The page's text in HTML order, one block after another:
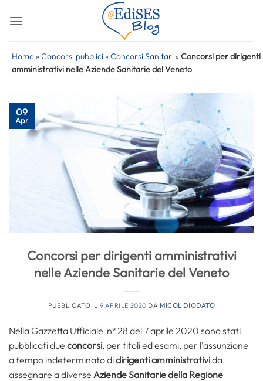
Home »Concorsi pubblici »Concorsi Sanitari »Concorsi per dirigenti
amministrativi nelle Aziende Sanitarie del Veneto
09
Apr
Concorsi per dirigenti amministrativi
nelle Aziende Sanitarie del Veneto
PUBBLICATO IL 9 APRILE 2020 DA MICOL DIODATO
Nella Gazzetta Ufficiale n° 28 del 7 aprile 2020 sono stati
pubblicati due concorsi, per titoli ed esami, per l’assunzione
a tempo indeterminato didirigenti amministrativida
assegnare a diverse Aziende Sanitarie della Regione